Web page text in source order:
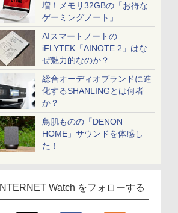
増！メモリ32GBの「お得な
ゲーミングノート」
AIスマートノートの
iFLYTEK「AINOTE 2」はな
ぜ魅力的なのか？
総合オーディオブランドに進
化するSHANLINGとは何者
か？
鳥肌ものの「DENON
HOME」サウンドを体感し
た！
INTERNET Watch をフォローする